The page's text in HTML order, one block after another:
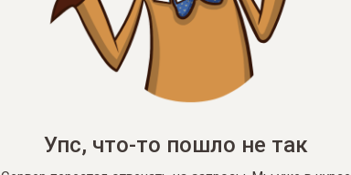
Упс, что-то пошло не так